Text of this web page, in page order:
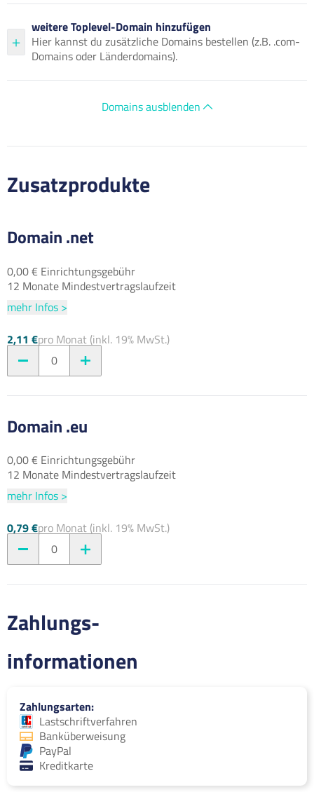
weitere Toplevel-Domain hinzufügen
Hier kannst du zusätzliche Domains bestellen (z.B. .com-
Domains oder Länderdomains).
Domains ausblenden
Zusatzprodukte
Domain .net
0,00 € Einrichtungsgebühr
12 Monate Mindestvertragslaufzeit
mehr Infos >
2,11 €pro Monat (inkl. 19% MwSt.)
0
Domain .eu
0,00 € Einrichtungsgebühr
12 Monate Mindestvertragslaufzeit
mehr Infos >
0,79 €pro Monat (inkl. 19% MwSt.)
0
Zahlungs-
informationen
Zahlungsarten
Lastschriftverfahren
Banküberweisung
PayPal
Kreditkarte